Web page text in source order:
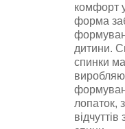
комфорт у
форма
дитини.
спинки
лопаток,